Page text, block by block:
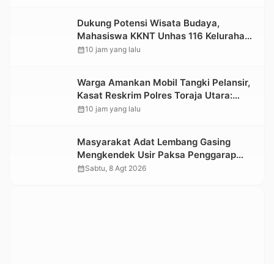
Dukung Potensi Wisata Budaya,
Mahasiswa KKNT Unhas 116 Kelurahan
Nonongan Utara Pasang Papan
calendar_month10 jam yang lalu
Warga Amankan Mobil Tangki Pelansir,
Kasat Reskrim Polres Toraja Utara:
Proses Hukum Berjalan Transparan
calendar_month10 jam yang lalu
Masyarakat Adat Lembang Gasing
Mengkendek Usir Paksa Penggarap
yang Rusak Kawasan Hutan
calendar_monthSabtu, 8 Agt 2026